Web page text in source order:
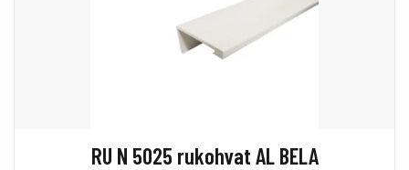
RU N 5025 rukohvat AL BELA